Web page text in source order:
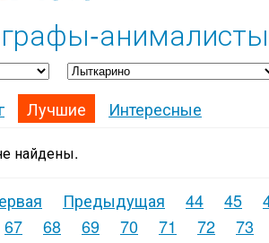
Лучшие Интересные
найдены.
Предыдущая 44 45
67 68 69 70 71 72 73